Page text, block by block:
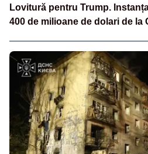
Lovitură pentru Trump.
400 de milioane de dolari de la